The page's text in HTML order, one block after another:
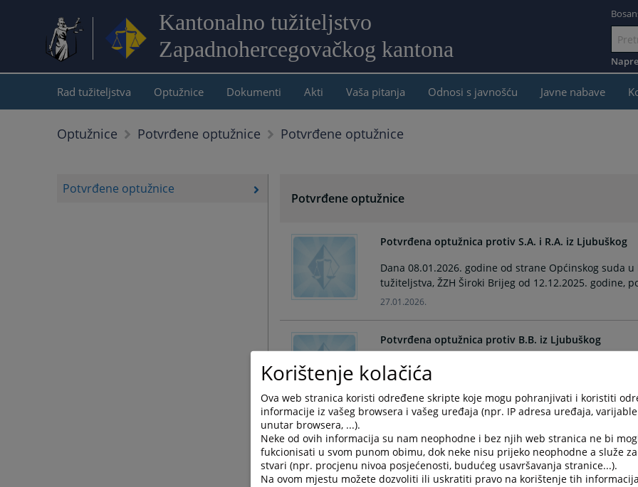
Kantonalno tužiteljstvo
Zapadnohercegovačkog kantona
sadržaj
Rad tužiteljstva Optužnice Dokumenti Akti Vaša pitanja Odnosi s javnošću Javne nabave
Optužnice Potvrđene optužnice Potvrđene optužnice
Potvrđene optužnice
Potvrđene optužnice
Potvrđena optužnica protiv S.A. i R.A. iz Ljubuškog
Dana 08.01.2026. godine od strane Općinskog suda
tužiteljstva, ŽZH Široki Brijeg od 12.12.2025. godine,
27.01.2026.
Potvrđena optužnica protiv B.B. iz Ljubuškog
Dana 07.01.2026. godine od strane Općinskog suda
tužiteljstva, ŽZH Široki Brijeg od 17.11.2025. godine,
27.01.2026.
Potvrđena optužnica protiv Z.J. iz Mostara
Dana 21.01.2026. godine od strane Općinskog suda
tužiteljstva, ŽZH Široki Brijeg od 29.12.2025. godine,
Korištenje kolačića
Ova web stranica koristi određene skripte koje mogu pohranjivati i koristiti
informacije iz vašeg browsera i vašeg uređaja (npr. IP adresa uređaja,
unutar browsera, ...).
Neke od ovih informacija su nam neophodne i bez njih web stranica ne bi
fukcionisati u svom punom obimu, dok neke nisu prijeko neophodne a služe
stvari (npr. procjenu nivoa posjećenosti, budućeg usavršavanja stranice...).
Na ovom mjestu možete dozvoliti ili uskratiti pravo na korištenje tih